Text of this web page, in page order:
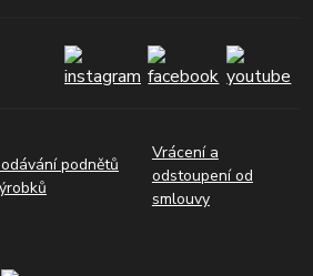
podnětů
Vrácení a
odstoupení od
smlouvy